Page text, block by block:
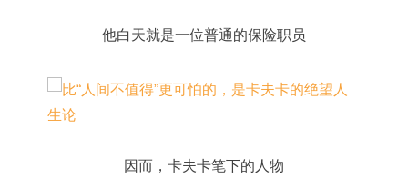
他白天就是一位普通的保险职员
因而，卡夫卡笔下的人物